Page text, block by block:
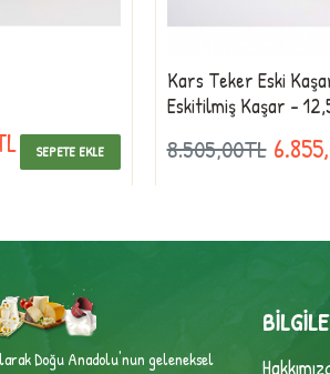
SEPETE EKLE
Kars Teker Eski
Eskitilmiş Kaşar -
8.505,00TL
Doğu Anadolu'nun geleneksel